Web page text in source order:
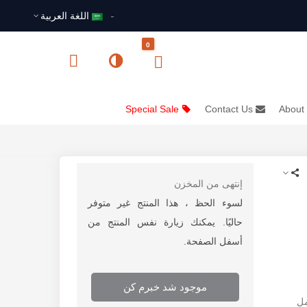
اللغة العربية
0
About
Contact Us
Special Sale
إنتهى من المخزن
لسوء الحظ ، هذا المنتج غير متوفر
حاليًا. يمكنك زيارة نفس المنتج من
أسفل الصفحة.
موجود شد خبرم کن